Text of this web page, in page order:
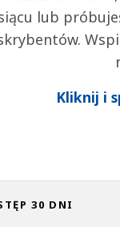
lub
Kliknij i
30 DNI